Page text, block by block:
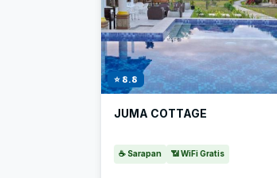
⭐ 8.8
JUMA COTTAGE
☕ Sarapan 📶 WiFi Gratis